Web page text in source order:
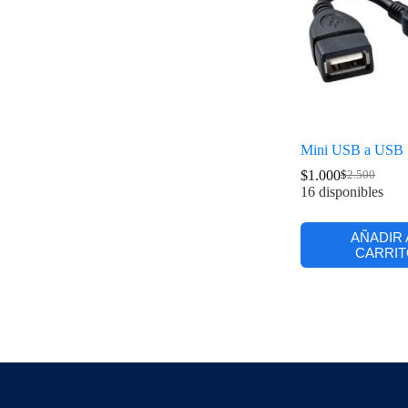
Mini USB a USB
$2.500
$1.000
16 disponibles
AÑADIR